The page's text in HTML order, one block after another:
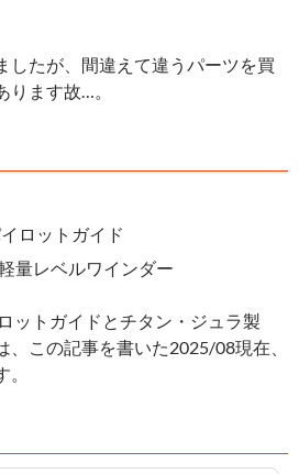
したが、間違えて違うパーツを買
ります故…。
ロットガイド
量レベルワインダー
ットガイドとチタン・ジュラ製
この記事を書いた2025/08現在、